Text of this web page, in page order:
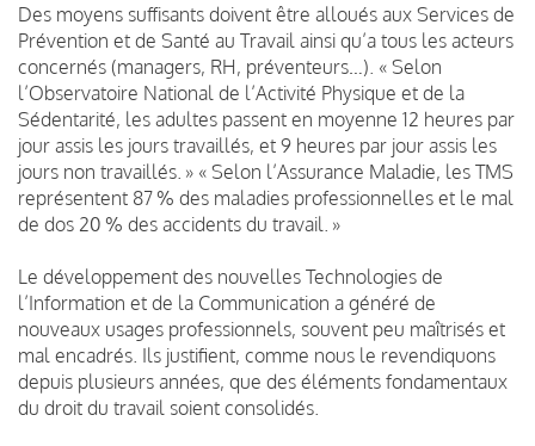
Des moyens suffisants doivent être alloués aux Services de
Prévention et de Santé au Travail ainsi qu’a tous les acteurs
concernés (managers, RH, préventeurs…). « Selon
l’Observatoire National de l’Activité Physique et de la
Sédentarité, les adultes passent en moyenne 12 heures par
jour assis les jours travaillés, et 9 heures par jour assis les
jours non travaillés. » « Selon l’Assurance Maladie, les TMS
représentent 87 % des maladies professionnelles et le mal
de dos 20 % des accidents du travail. »
Le développement des nouvelles Technologies de
l’Information et de la Communication a généré de
nouveaux usages professionnels, souvent peu maîtrisés et
mal encadrés. Ils justifient, comme nous le revendiquons
depuis plusieurs années, que des éléments fondamentaux
du droit du travail soient consolidés.